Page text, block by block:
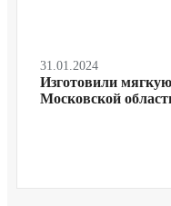
31.01.2024
Изготовили
Московской